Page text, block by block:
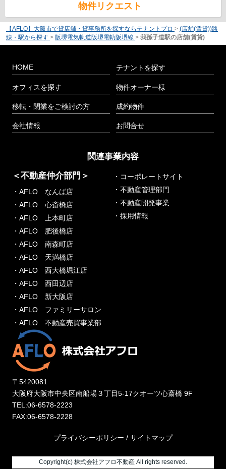
物件リクエスト
【AFLO】大阪市で貸店舗・貸事務所を探すならテナントプロ > (店舗(賃貸))路
線・駅から探す > 阪堺電気軌道阪堺電軌阪堺線 > 我孫子道駅の店舗(賃貸)
HOME
オフィスを探す
移転・閉業をご検討の方
会社情報
テナントを探す
物件オーナー様
成約物件
お問合せ
関連事業内容
＜不動産仲介部門＞
・AFLO なんば店
・AFLO 心斎橋店
・AFLO 上本町店
・AFLO 肥後橋店
・AFLO 南森町店
・AFLO 天満橋店
・AFLO 西大橋堀江店
・AFLO 西田辺店
・AFLO 新大阪店
・AFLO ファミリーサロン
・AFLO 不動産売買事業部
・コーポレートサイト
・不動産管理部門
・不動産開発事業
・採用情報
〒5420081
大阪府大阪市中央区南船場３丁目5-17クオーツ心斎橋 9F
TEL:06-6578-2223
FAX:06-6578-2228
プライバシーポリシー / サイトマップ
Copyright(c) 株式会社アフロ不動産 All rights reserved.